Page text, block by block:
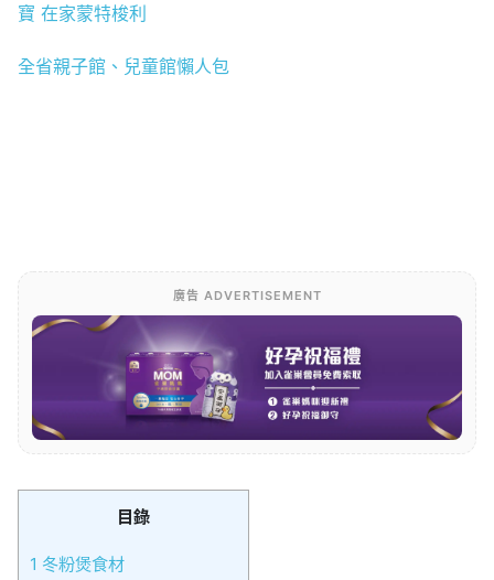
寶 在家蒙特梭利
全省親子館、兒童館懶人包
廣告 ADVERTISEMENT
目錄
1 冬粉煲食材